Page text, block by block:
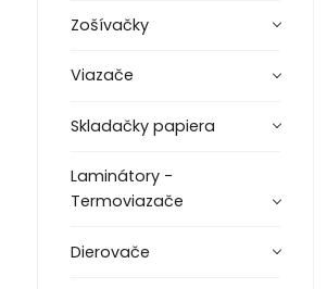
Zošívačky
Viazače
Skladačky papiera
Laminátory -
Termoviazače
Dierovače